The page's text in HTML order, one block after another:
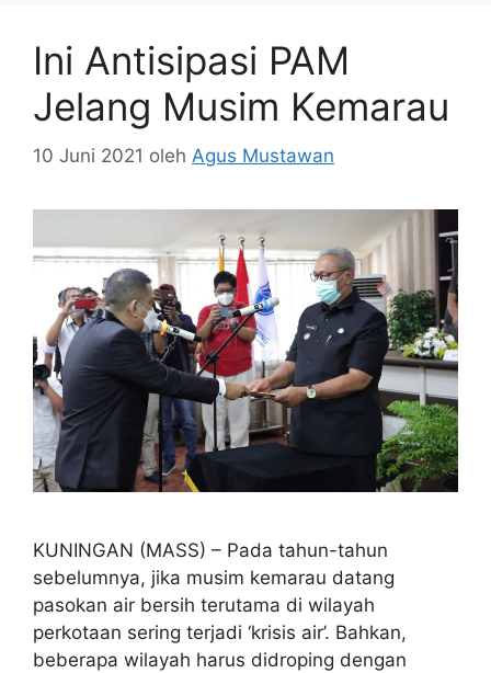
Ini Antisipasi PAM
Jelang Musim Kemarau
10 Juni 2021 oleh Agus Mustawan
KUNINGAN (MASS) – Pada tahun-tahun
sebelumnya, jika musim kemarau datang
pasokan air bersih terutama di wilayah
perkotaan sering terjadi ‘krisis air’. Bahkan,
beberapa wilayah harus didroping dengan